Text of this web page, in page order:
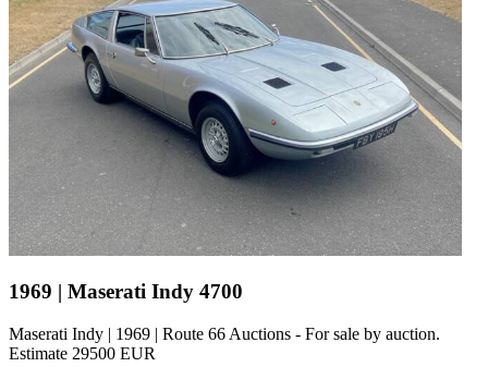
1969 | Maserati Indy 4700
Maserati Indy | 1969 | Route 66 Auctions - For sale by auction.
Estimate 29500 EUR